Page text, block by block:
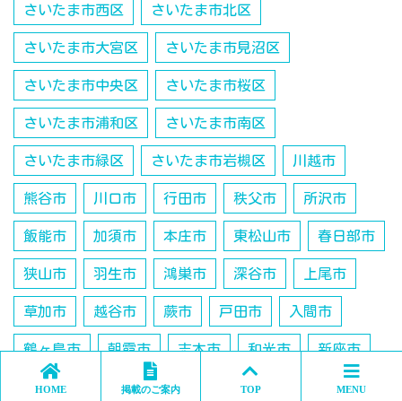
さいたま市西区 さいたま市北区
さいたま市大宮区 さいたま市見沼区
さいたま市中央区 さいたま市桜区
さいたま市浦和区 さいたま市南区
さいたま市緑区 さいたま市岩槻区 川越市
熊谷市 川口市 行田市 秩父市 所沢市
飯能市 加須市 本庄市 東松山市 春日部市
狭山市 羽生市 鴻巣市 深谷市 上尾市
草加市 越谷市 蕨市 戸田市 入間市
鶴ヶ島市 朝霞市 志木市 和光市 新座市
桶川市 久喜市 日高市 吉川市 北本市
HOME 掲載のご案内 TOP MENU